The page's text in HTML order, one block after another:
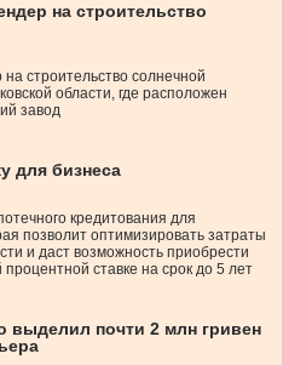
на строительство
строительство солнечной
области, где расположен
завод
для бизнеса
кредитования для
позволит оптимизировать затраты
и даст возможность приобрести
ставке на срок до 5 лет
почти 2 млн гривен